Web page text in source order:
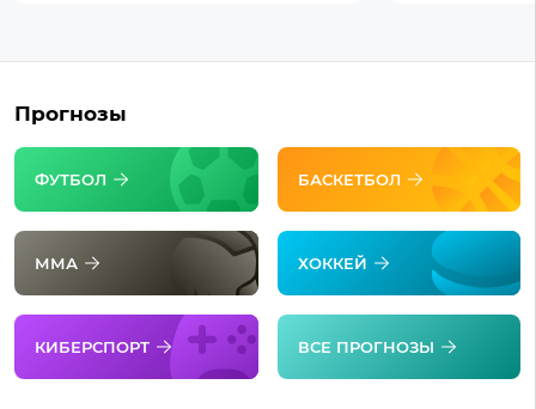
Прогнозы
ФУТБОЛ БАСКЕТБОЛ
ММА ХОККЕЙ
КИБЕРСПОРТ ВСЕ ПРОГНОЗЫ